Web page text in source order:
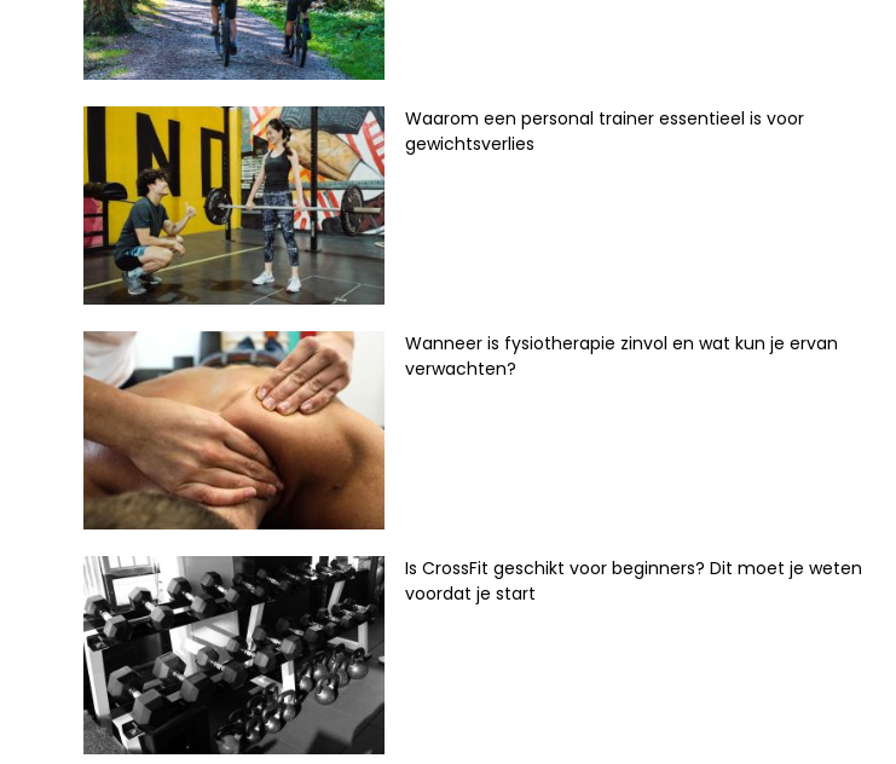
Waarom een personal trainer essentieel is voor
gewichtsverlies
Wanneer is fysiotherapie zinvol en wat kun je ervan
verwachten?
Is CrossFit geschikt voor beginners? Dit moet je weten
voordat je start